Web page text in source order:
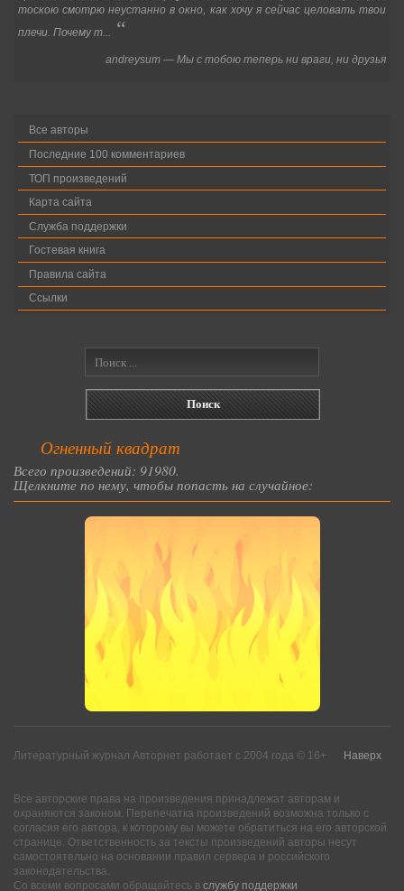
тоскою смотрю неустанно в окно, как хочу я сейчас целовать твои
плечи. Почему т...
“
andreysum — Мы с тобою теперь ни враги, ни друзья
Все авторы
Последние 100 комментариев
ТОП произведений
Карта сайта
Служба поддержки
Гостевая книга
Правила сайта
Ссылки
Огненный квадрат
Всего произведений: 91980.
Щелкните по нему, чтобы попасть на случайное:
Наверх
Литературный журнал Авторнет работает с 2004 года © 16+
Все авторские права на произведения принадлежат авторам и
охраняются законом. Перепечатка произведений возможна только с
согласия его автора, к которому вы можете обратиться на его авторской
странице. Ответственность за тексты произведений авторы несут
самостоятельно на основании правил сервера и российского
законодательства.
Со всеми вопросами обращайтесь в службу поддержки